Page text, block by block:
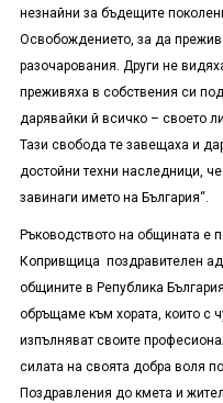
незнайни за бъдещите
Освобождението, за да
разочарования. Други не
преживяха в собствения си
дарявайки й всичко – своето
Тази свобода те завещаха и
достойни техни наследници,
завинаги името на България“.
Ръководството на общината е
Копривщица поздравителен
общините в Република
обръщаме към хората, които с
изпълняват своите
силата на своята добра воля
Поздравления до кмета и